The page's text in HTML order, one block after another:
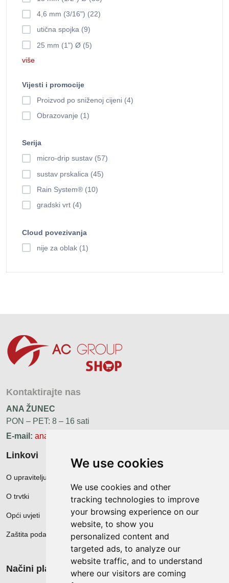
We use cookies
We use cookies and other
tracking technologies to improve
your browsing experience on our
website, to show you
personalized content and
targeted ads, to analyze our
website traffic, and to understand
where our visitors are coming
4,6 mm (3/16") (22)
utična spojka (9)
25 mm (1") Ø (5)
više
Vijesti i promocije
Proizvod po sniženoj cijeni (4)
Obrazovanje (1)
Serija
micro-drip sustav (57)
sustav prskalica (45)
Rain System® (10)
gradski vrt (4)
Cloud povezivanja
nije za oblak (1)
Kontaktirajte nas
ANA ŽUNEC
PON – PET: 8 – 16 sati
E-mail: ana.zunec@ac-group.hr
Linkovi
O upravitelju web portala
O trvtki
Opći uvjeti
Zaštita podataka
Načini plačanja